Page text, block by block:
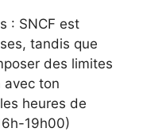
: SNCF est
tandis que
des limites
avec ton
heures de
19h00)